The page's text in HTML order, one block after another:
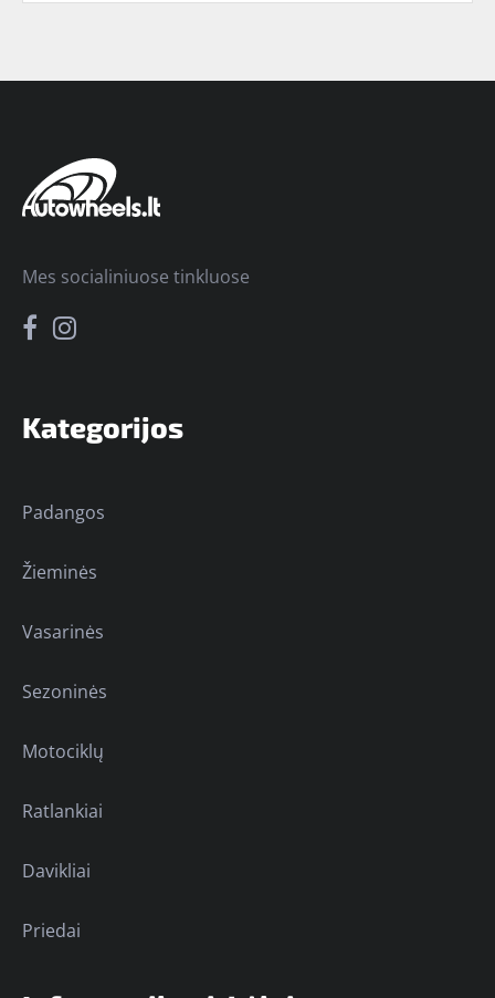
Kategorijos
Padangos
Žieminės
Vasarinės
Sezoninės
Motociklų
Ratlankiai
Davikliai
Priedai
Mes socialiniuose tinkluose